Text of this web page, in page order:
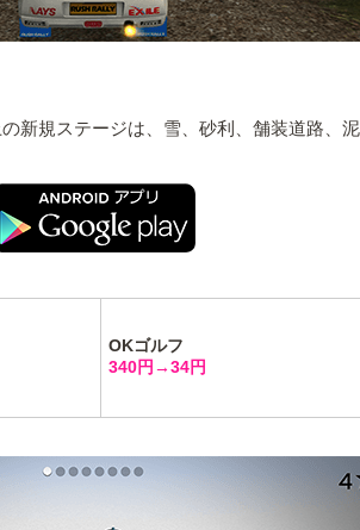
規ステージは、雪、砂利、舗装道路、
OKゴルフ
340円→34円